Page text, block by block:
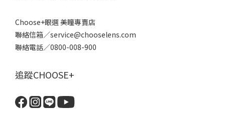
Choose+眼選 美瞳專賣店
聯絡信箱／service@chooselens.com
聯絡電話／0800-008-900
追蹤CHOOSE+